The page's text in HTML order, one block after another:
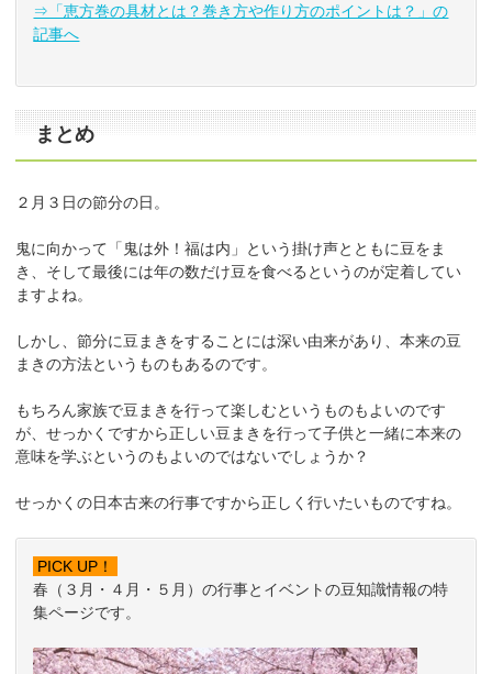
⇒「恵方巻の具材とは？巻き方や作り方のポイントは？」の
記事へ
まとめ
２月３日の節分の日。
鬼に向かって「鬼は外！福は内」という掛け声とともに豆をま
き、そして最後には年の数だけ豆を食べるというのが定着してい
ますよね。
しかし、節分に豆まきをすることには深い由来があり、本来の豆
まきの方法というものもあるのです。
もちろん家族で豆まきを行って楽しむというものもよいのです
が、せっかくですから正しい豆まきを行って子供と一緒に本来の
意味を学ぶというのもよいのではないでしょうか？
せっかくの日本古来の行事ですから正しく行いたいものですね。
PICK UP！
春（３月・４月・５月）の行事とイベントの豆知識情報の特
集ページです。